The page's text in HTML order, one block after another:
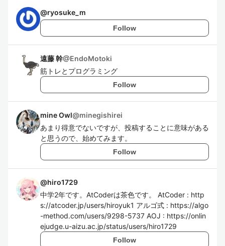
@ryosuke_m
Follow
遠藤 幹@EndoMotoki
筋トレとプログラミング
Follow
mine Owl@minegishirei
あまり得意でないですが、投稿することに意味がある
と思うので、始めてみます。
Follow
@hiro1729
中学2年です。AtCoderは茶色です。 AtCoder : http
s://atcoder.jp/users/hiroyuk1 アルゴ式 : https://algo
-method.com/users/9298-5737 AOJ : https://onlin
ejudge.u-aizu.ac.jp/status/users/hiro1729
Follow